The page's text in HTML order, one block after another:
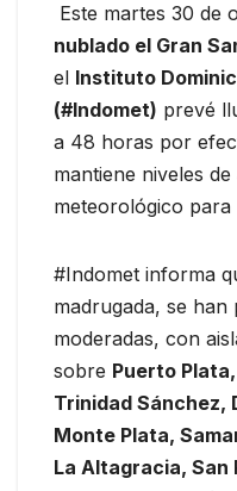
Este martes 30 de
nublado el Gran
el Instituto
(#Indomet) prevé
a 48 horas por
mantiene niveles
meteorológico
#Indomet informa
madrugada, se
moderadas, con
sobre Puerto
Trinidad Sánchez,
Monte Plata,
La Altagracia, San